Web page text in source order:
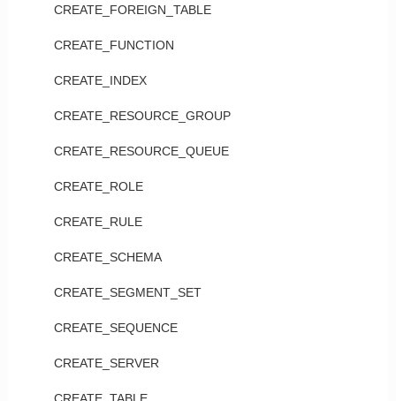
CREATE_FOREIGN_TABLE
CREATE_FUNCTION
CREATE_INDEX
CREATE_RESOURCE_GROUP
CREATE_RESOURCE_QUEUE
CREATE_ROLE
CREATE_RULE
CREATE_SCHEMA
CREATE_SEGMENT_SET
CREATE_SEQUENCE
CREATE_SERVER